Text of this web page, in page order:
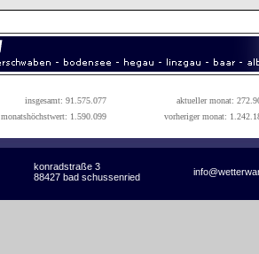
insgesamt: 91.575.077
aktueller monat:
monatshöchstwert: 1.590.099
vorheriger monat:
konradstraße 3
88427 bad schussenried